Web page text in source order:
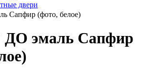
двери
Сапфир (фото, белое)
эмаль Сапфир